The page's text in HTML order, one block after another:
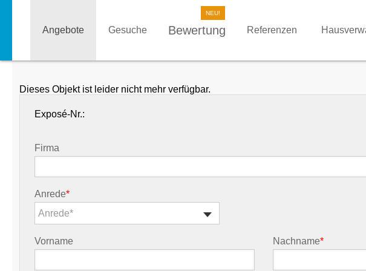
Angebote Gesuche Bewertung Referenzen
Dieses Objekt ist leider nicht mehr verfügbar.
Exposé-Nr.:
Firma
Anrede*
Anrede*
Vorname Nachname*